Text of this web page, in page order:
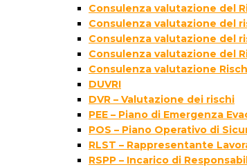
Consulenza valutazione del
Consulenza valutazione del
Consulenza valutazione del
Consulenza valutazione del
Consulenza valutazione
DUVRI
DVR – Valutazione dei rischi
PEE – Piano di Emergenza
POS – Piano Operativo di
RLST – Rappresentante
RSPP – Incarico di